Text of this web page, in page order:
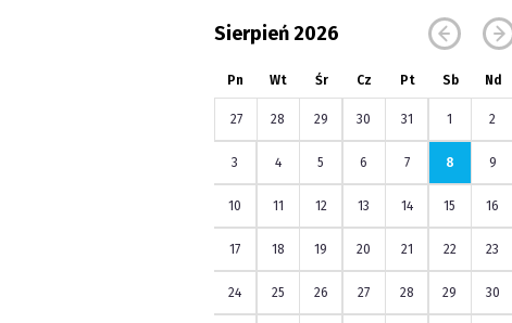
Sierpień 2026
Pn Wt Śr Cz Pt Sb Nd
27 28 29 30 31 1 2
3 4 5 6 7 8 9
10 11 12 13 14 15 16
17 18 19 20 21 22 23
24 25 26 27 28 29 30